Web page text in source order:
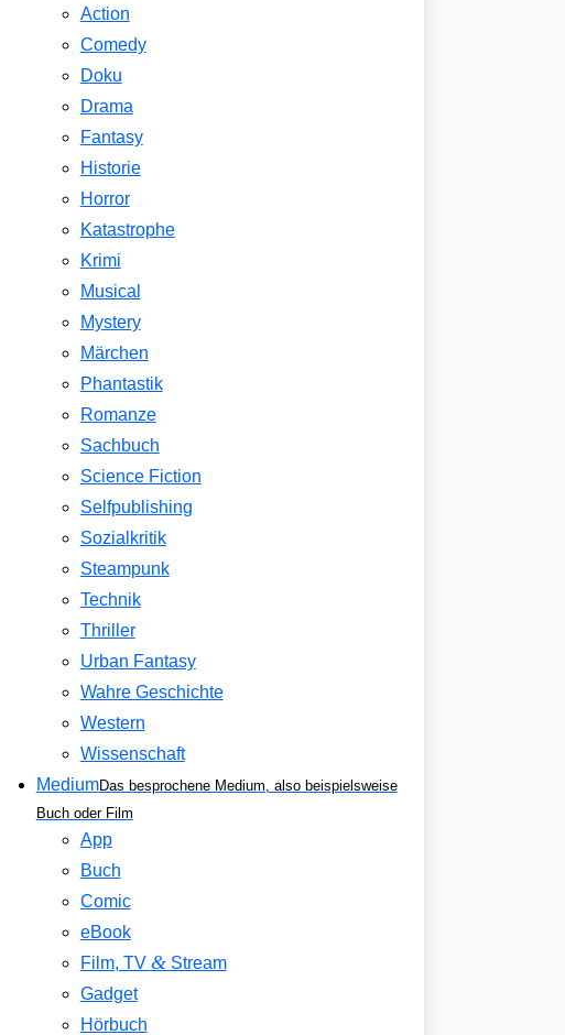
Action
Comedy
Doku
Drama
Fantasy
Historie
Horror
Katastrophe
Krimi
Musical
Mystery
Märchen
Phantastik
Romanze
Sachbuch
Science Fiction
Selfpublishing
Sozialkritik
Steampunk
Technik
Thriller
Urban Fantasy
Wahre Geschichte
Western
Wissenschaft
MediumDas besprochene Medium, also beispielsweise
Buch oder Film
App
Buch
Comic
eBook
Film, TV &Stream
Gadget
Hörbuch